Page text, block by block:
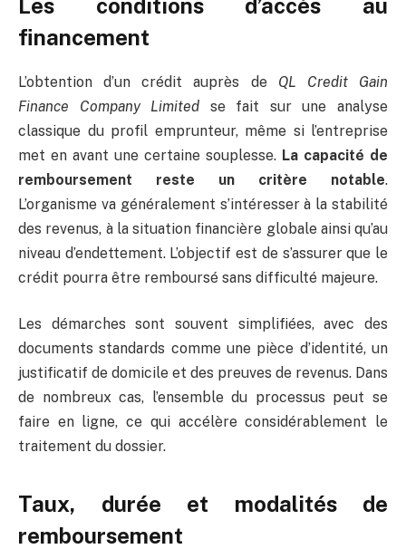
Les conditions d’accès au
financement
L’obtention d’un crédit auprès de QL Credit Gain
Finance Company Limited se fait sur une analyse
classique du profil emprunteur, même si l’entreprise
met en avant une certaine souplesse. La capacité de
remboursement reste un critère notable.
L’organisme va généralement s’intéresser à la stabilité
des revenus, à la situation financière globale ainsi qu’au
niveau d’endettement. L’objectif est de s’assurer que le
crédit pourra être remboursé sans difficulté majeure.
Les démarches sont souvent simplifiées, avec des
documents standards comme une pièce d’identité, un
justificatif de domicile et des preuves de revenus. Dans
de nombreux cas, l’ensemble du processus peut se
faire en ligne, ce qui accélère considérablement le
traitement du dossier.
Taux, durée et modalités de
remboursement